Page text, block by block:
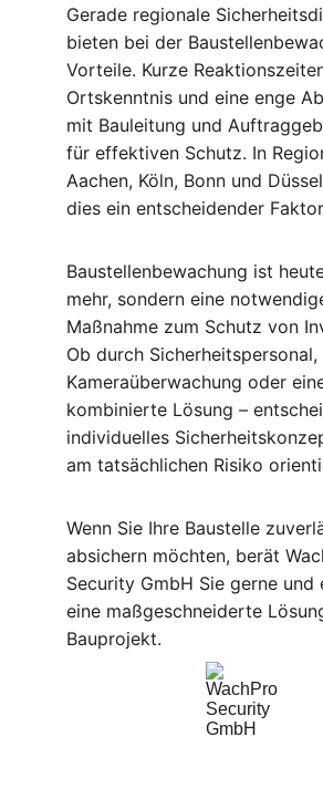
Gerade regionale
bieten bei der
Vorteile. Kurze
Ortskenntnis und eine enge
mit Bauleitung und
für effektiven Schutz. In
Aachen, Köln, Bonn und
dies ein entscheidender
Baustellenbewachung ist
mehr, sondern eine
Maßnahme zum Schutz von
Ob durch Sicherheitspersonal,
Kameraüberwachung oder
kombinierte Lösung –
individuelles
am tatsächlichen Risiko
Wenn Sie Ihre Baustelle
absichern möchten, berät
Security GmbH Sie gerne und
eine maßgeschneiderte
Bauprojekt.